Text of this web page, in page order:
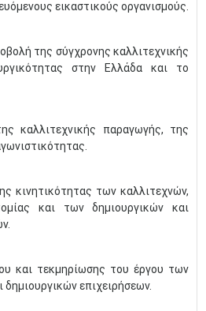
εικαστικούς οργανισμούς.
της σύγχρονης καλλιτεχνικής
στην Ελλάδα και το
καλλιτεχνικής παραγωγής, της
κινητικότητας των καλλιτεχνών,
και των δημιουργικών και
και τεκμηρίωσης του έργου των
επιχειρήσεων.